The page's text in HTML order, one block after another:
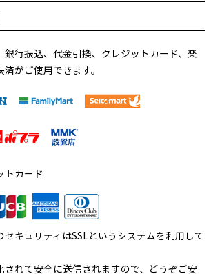
銀行振込、代金引換、クレジットカード、楽
がご使用できます。
トカード
キュリティはSSLというシステムを利用して
れて安全に送信されますので、どうぞご安